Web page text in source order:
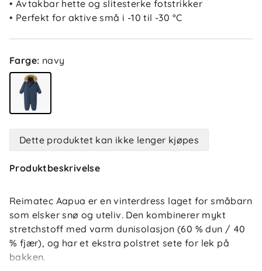
• Avtakbar hette og slitesterke fotstrikker
• Perfekt for aktive små i -10 til -30 °C
Farge: navy
Dette produktet kan ikke lenger kjøpes
Produktbeskrivelse
Reimatec Aapua er en vinterdress laget for småbarn
som elsker snø og uteliv. Den kombinerer mykt
stretchstoff med varm dunisolasjon (60 % dun / 40
% fjær), og har et ekstra polstret sete for lek på
bakken.